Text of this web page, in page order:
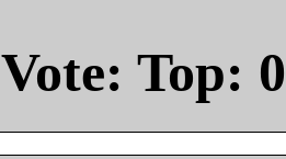
Vote: Top: 0